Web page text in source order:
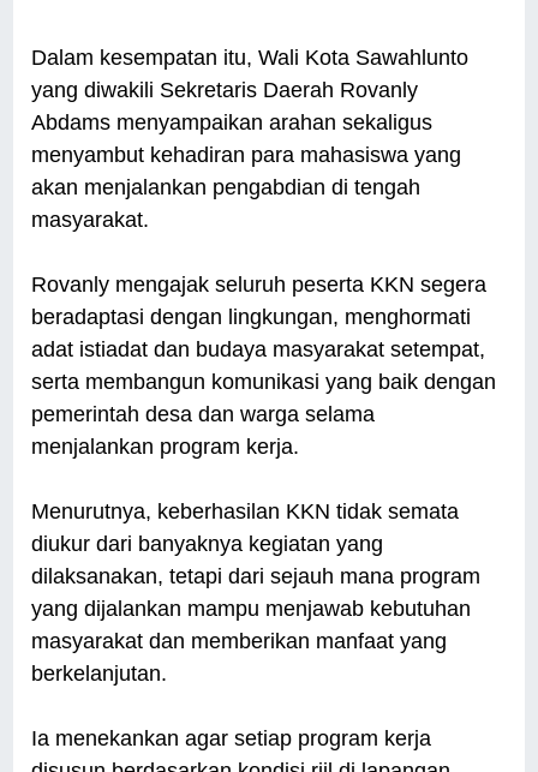
Dalam kesempatan itu, Wali Kota Sawahlunto
yang diwakili Sekretaris Daerah Rovanly
Abdams menyampaikan arahan sekaligus
menyambut kehadiran para mahasiswa yang
akan menjalankan pengabdian di tengah
masyarakat.
Rovanly mengajak seluruh peserta KKN segera
beradaptasi dengan lingkungan, menghormati
adat istiadat dan budaya masyarakat setempat,
serta membangun komunikasi yang baik dengan
pemerintah desa dan warga selama
menjalankan program kerja.
Menurutnya, keberhasilan KKN tidak semata
diukur dari banyaknya kegiatan yang
dilaksanakan, tetapi dari sejauh mana program
yang dijalankan mampu menjawab kebutuhan
masyarakat dan memberikan manfaat yang
berkelanjutan.
Ia menekankan agar setiap program kerja